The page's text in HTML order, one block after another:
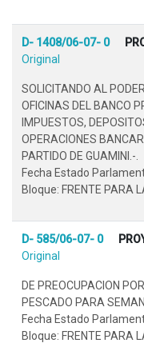
D- 1408/06-07- 0
Original
SOLICITANDO AL
OFICINAS DEL BANCO
IMPUESTOS,
OPERACIONES
PARTIDO DE GUAMINI.-.
Fecha Estado
Bloque: FRENTE PARA
D- 585/06-07- 0
Original
DE PREOCUPACION
PESCADO PARA
Fecha Estado
Bloque: FRENTE PARA